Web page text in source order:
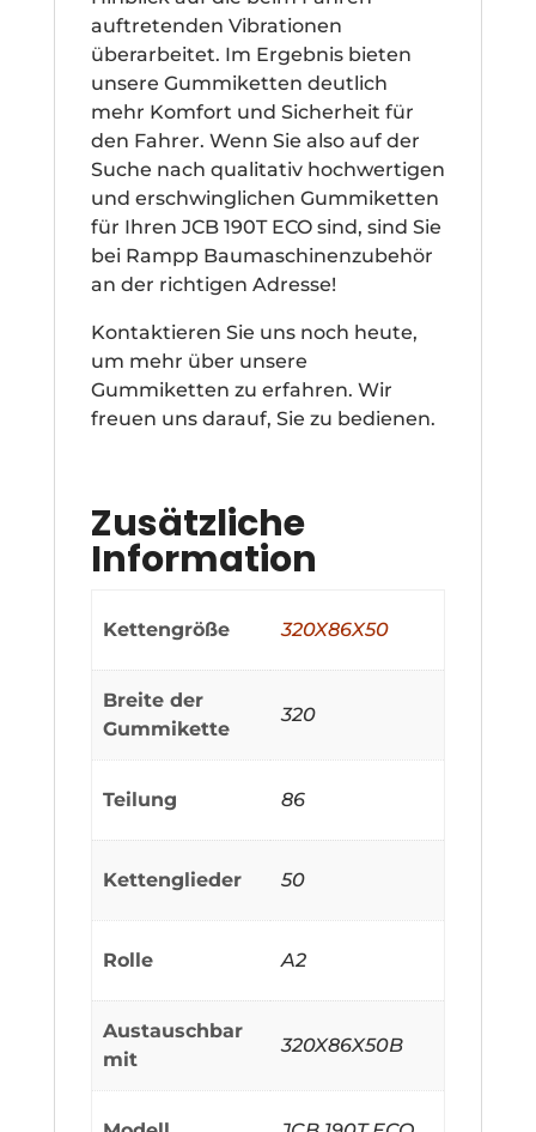
auftretenden Vibrationen
überarbeitet. Im Ergebnis bieten
unsere Gummiketten deutlich
mehr Komfort und Sicherheit für
den Fahrer. Wenn Sie also auf der
Suche nach qualitativ hochwertigen
und erschwinglichen Gummiketten
für Ihren JCB 190T ECO sind, sind Sie
bei Rampp Baumaschinenzubehör
an der richtigen Adresse!
Kontaktieren Sie uns noch heute,
um mehr über unsere
Gummiketten zu erfahren. Wir
freuen uns darauf, Sie zu bedienen.
Zusätzliche
Information
Kettengröße 320X86X50
Breite der
Gummikette
320
Teilung 86
Kettenglieder 50
Rolle A2
Austauschbar
mit
320X86X50B